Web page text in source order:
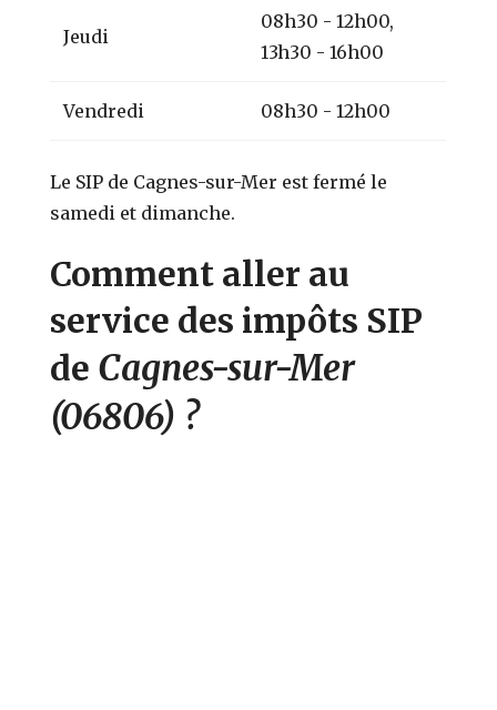
Jeudi
08h30 - 12h00,
13h30 - 16h00
Vendredi 08h30 - 12h00
Le SIP de Cagnes-sur-Mer est fermé le
samedi et dimanche.
Comment aller au
service des impôts SIP
de Cagnes-sur-Mer
(06806) ?